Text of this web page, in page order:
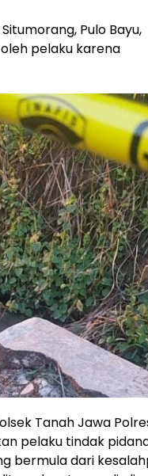
Pulo Bayu,
pelaku karena
Tanah Jawa
pelaku tindak
bermula dari